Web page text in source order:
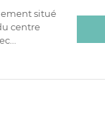
situé
centre